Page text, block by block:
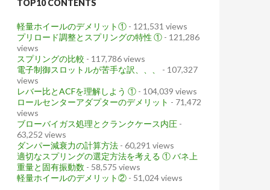
TOP10 CONTENTS
軽量ホイールのデメリット① - 121,531 views
プリロード調整とスプリングの特性 ① - 121,286
views
スプリングの比較 - 117,786 views
電子制御スロットルが苦手な訳、、、
- 107,327
views
レバー比とACFを理解しよう ① - 104,039 views
ロールセンターアダプターのデメリット - 71,472
views
ブローバイガス処理とクランクケース内圧 -
63,252 views
ダンパー減衰力の計算方法 - 60,291 views
適切なスプリングの選定方法を考える ① バネ上
重量と固有振動数 - 58,575 views
軽量ホイールのデメリット② - 51,024 views